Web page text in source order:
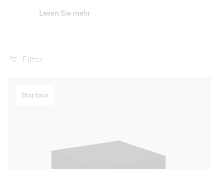
perfekt in der Zeit zu halten. Die klaren Linien,
Lesen Sie mehr
Filter
Startbox